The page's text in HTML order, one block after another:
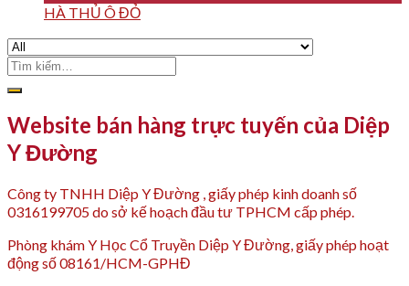
HÀ THỦ Ô ĐỎ
Tìm
kiếm:
Website bán hàng trực tuyến của Diệp
Y Đường
Công ty TNHH Diệp Y Đường , giấy phép kinh doanh số
0316199705 do sở kế hoạch đầu tư TPHCM cấp phép.
Phòng khám Y Học Cổ Truyền Diệp Y Đường, giấy phép hoạt
động số 08161/HCM-GPHĐ